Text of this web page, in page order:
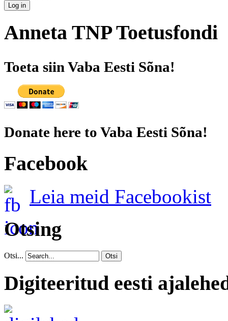
Log in
Anneta TNP Toetusfondi
Toeta siin Vaba Eesti Sõna!
Donate here to Vaba Eesti Sõna!
Facebook
Leia meid Facebookist
Otsing
Otsi... Otsi
Digiteeritud eesti